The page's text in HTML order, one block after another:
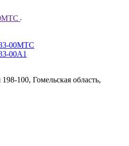
МТС
00МТС
00А1
100, Гомельская область,